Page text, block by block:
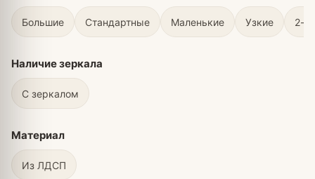
Большие Стандартные Маленькие Узкие 2-х
Наличие зеркала
С зеркалом
Материал
Из ЛДСП